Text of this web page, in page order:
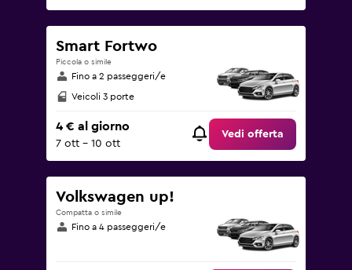
Smart Fortwo
Piccola o simile
Fino a 2 passeggeri/e
Veicoli 3 porte
4 € al giorno
7 ott - 10 ott
Vedi offerta
Volkswagen up!
Compatta o simile
Fino a 4 passeggeri/e